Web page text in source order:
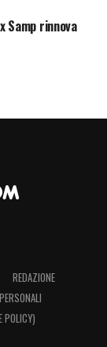
Samp rinnova
REDAZIONE
POLICY)